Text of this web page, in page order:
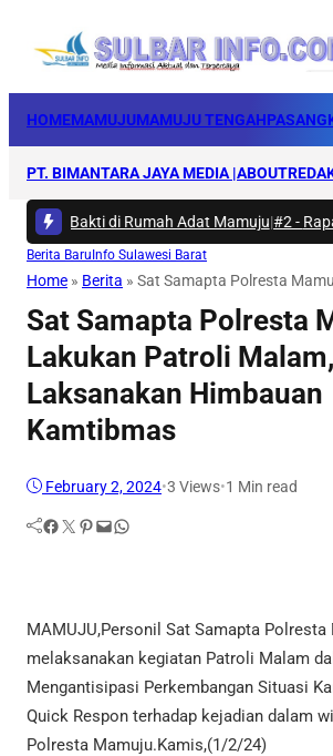
HOMEMAMUJUMAMUJU TENGAH
PT. BIMANTARA JAYA MEDIA |ABOUT
Bakti di Rumah Adat Mamuju|#2 -Rapat
Berita Baru Info Sulawesi Barat
Home » Berita » Sat Samapta Polresta
Sat Samapta Polresta
Lakukan Patroli
Laksanakan Himbauan
Kamtibmas
February 2, 2024•3 Views•1 Min read
Facebook Twitter Pinterest Mail WhatsApp
MAMUJU,Personil Sat Samapta Polresta
melaksanakan kegiatan Patroli Malam
Mengantisipasi Perkembangan Situasi
Quick Respon terhadap kejadian dalam
Polresta Mamuju.Kamis,(1/2/24)